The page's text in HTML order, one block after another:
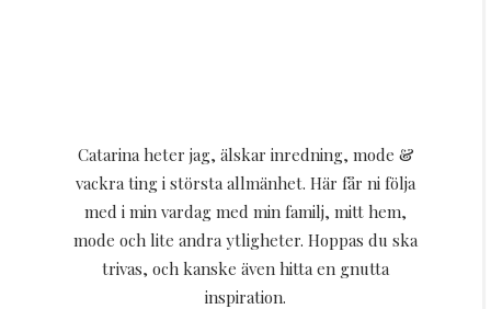
Catarina heter jag, älskar inredning, mode &
vackra ting i största allmänhet. Här får ni följa
med i min vardag med min familj, mitt hem,
mode och lite andra ytligheter. Hoppas du ska
trivas, och kanske även hitta en gnutta
inspiration.